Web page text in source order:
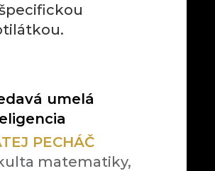
umelá
PECHÁČ
matematiky,